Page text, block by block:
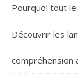
Pourquoi tout
Découvrir les
compréhension